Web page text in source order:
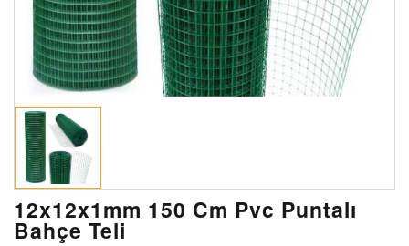
12x12x1mm 150 Cm Pvc Puntalı
Bahçe Teli